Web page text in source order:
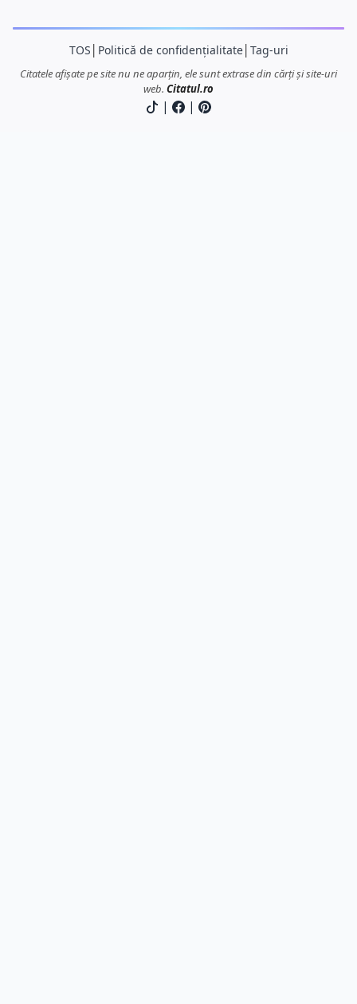
TOS Politică de confidențialitate│ Tag-uri
Citatele afișate pe site nu ne aparțin, ele sunt extrase din cărți și site-uri
web. Citatul.ro
| |